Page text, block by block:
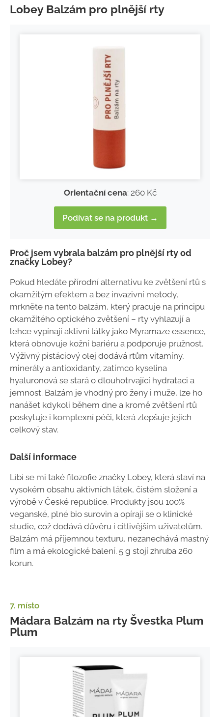
Lobey Balzám pro plnější rty
Orientační cena: 260 Kč
Podívat se na produkt →
Proč jsem vybrala balzám pro plnější rty od
značky Lobey?
Pokud hledáte přírodní alternativu ke zvětšení rtů s
okamžitým efektem a bez invazivní metody,
mrkněte na tento balzám, který pracuje na principu
okamžitého optického zvětšení – rty vyhlazují a
lehce vypínají aktivní látky jako Myramaze essence,
která obnovuje kožní bariéru a podporuje pružnost.
Výživný pistáciový olej dodává rtům vitamíny,
minerály a antioxidanty, zatímco kyselina
hyaluronová se stará o dlouhotrvající hydrataci a
jemnost. Balzám je vhodný pro ženy i muže, lze ho
nanášet kdykoli během dne a kromě zvětšení rtů
poskytuje i komplexní péči, která zlepšuje jejich
celkový stav.
Další informace
Líbí se mi také filozofie značky Lobey, která staví na
vysokém obsahu aktivních látek, čistém složení a
výrobě v České republice. Produkty jsou 100%
veganské, plné bio surovin a opírají se o klinické
studie, což dodává důvěru i citlivějším uživatelům.
Balzám má příjemnou texturu, nezanechává mastný
film a má ekologické balení. 5 g stojí zhruba 260
korun.
7. místo
Mádara Balzám na rty Švestka Plum
Plum